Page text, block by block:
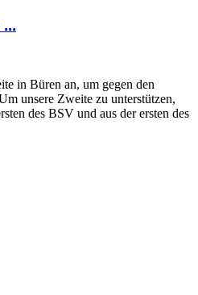
in Büren an, um gegen den
unsere Zweite zu unterstützen,
des BSV und aus der ersten des